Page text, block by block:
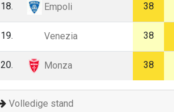
18. Empoli 38
19. Venezia 38
20. Monza 38
Volledige stand